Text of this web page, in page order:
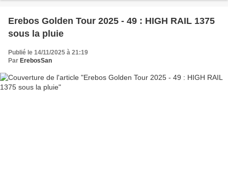
Erebos Golden Tour 2025 - 49 : HIGH RAIL 1375
sous la pluie
Publié le 14/11/2025 à 21:19
Par ErebosSan